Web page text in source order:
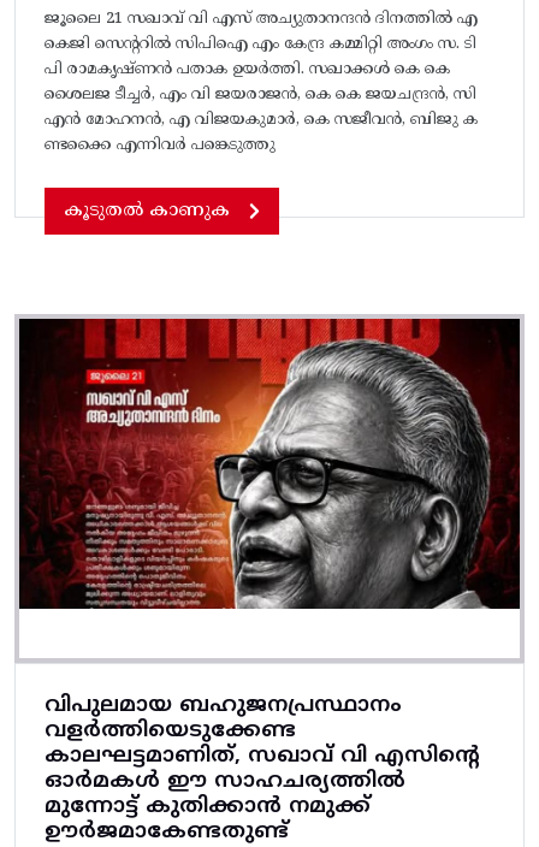
ജൂലൈ 21 സഖാവ് വി എസ് അച്യുതാനന്ദൻ ദിനത്തിൽ എ
കെജി സെന്ററിൽ സിപിഐ എം കേന്ദ്ര കമ്മിറ്റി അംഗം സ. ടി
പി രാമകൃഷ്‌ണൻ പതാക ഉയർത്തി. സഖാക്കൾ കെ കെ
ശൈലജ ടീച്ചർ, എം വി ജയരാജൻ, കെ കെ ജയചന്ദ്രൻ, സി
എൻ മോഹനൻ, എ വിജയകുമാർ, കെ സജീവൻ, ബിജു ക
ണ്ടക്കൈ എന്നിവർ പങ്കെടുത്തു
കൂടുതൽ കാണുക
വിപുലമായ ബഹുജനപ്രസ്ഥാനം
വളർത്തിയെടുക്കേണ്ട
കാലഘട്ടമാണിത്, സഖാവ് വി എസിന്റെ
ഓർമകൾ ഈ സാഹചര്യത്തിൽ
മുന്നോട്ട്‌ കുതിക്കാൻ നമുക്ക്
ഊർജമാകേണ്ടതുണ്ട്